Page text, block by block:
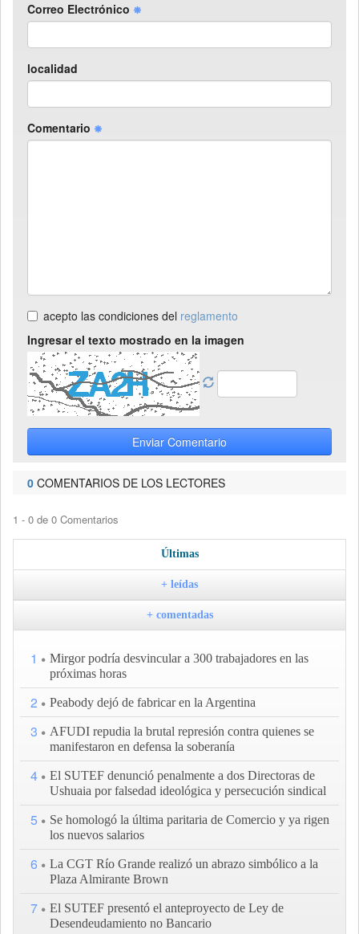
Correo Electrónico
localidad
Comentario
acepto las condiciones del reglamento
Ingresar el texto mostrado en la imagen
Enviar Comentario
0 COMENTARIOS DE LOS LECTORES
1 - 0 de 0 Comentarios
Últimas
+ leídas
+ comentadas
1
Mirgor podría desvincular a 300 trabajadores en las
próximas horas
2 Peabody dejó de fabricar en la Argentina
3
AFUDI repudia la brutal represión contra quienes se
manifestaron en defensa la soberanía
4
El SUTEF denunció penalmente a dos Directoras de
Ushuaia por falsedad ideológica y persecución sindical
5
Se homologó la última paritaria de Comercio y ya rigen
los nuevos salarios
6
La CGT Río Grande realizó un abrazo simbólico a la
Plaza Almirante Brown
7
El SUTEF presentó el anteproyecto de Ley de
Desendeudamiento no Bancario